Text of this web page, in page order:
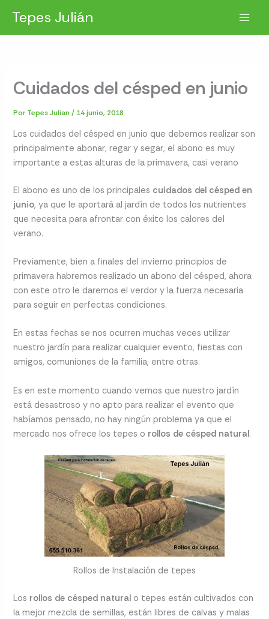
contenido
Tepes Julián
Cuidados del césped en junio
Por Tepes Julian/ 14 junio, 2018
Los cuidados del césped en junio que debemos realizar son
principalmente abonar, regar y segar, el abono es muy
importante a estas alturas de la primavera, casi verano
El abono es uno de los principales cuidados del césped en
junio, ya que le aportará al jardín de todos los nutrientes
que necesita para afrontar con éxito los calores del
verano.
Previamente, bien a finales del invierno principios de
primavera habremos realizado un abono del césped, ahora
con este otro le daremos el verdor y la fuerza necesaria
para seguir en perfectas condiciones.
En estas fechas se nos ocurren muchas veces utilizar
nuestro jardín para realizar cualquier evento, fiestas con
amigos, comuniones de la familia, entre otras.
Es en este momento cuando vemos que nuestro jardín
está desastroso y no apto para realizar el evento que
habíamos pensado, no hay ningún problema ya que el
mercado nos ofrece los tepes o rollos de césped natural.
Rollos de Instalación de tepes
Los rollos de césped natural o tepes están cultivados con
la mejor mezcla de semillas, están libres de calvas y malas